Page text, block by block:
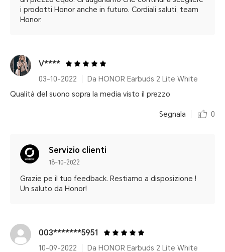
i prodotti Honor anche in futuro. Cordiali saluti, team
Honor.
V****
03-10-2022
Da HONOR Earbuds 2 Lite White
Qualità del suono sopra la media visto il prezzo
Segnala 0
Servizio clienti
18-10-2022
Grazie pe il tuo feedback. Restiamo a disposizione !
Un saluto da Honor!
003*******5951
10-09-2022 Da HONOR Earbuds 2 Lite White